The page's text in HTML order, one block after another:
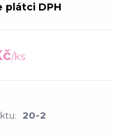
plátci DPH
/ks
20-2